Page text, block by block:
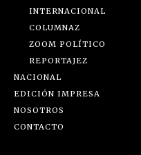
INTERNACIONAL
COLUMNAZ
ZOOM POLÍTICO
REPORTAJEZ
NACIONAL
EDICIÓN IMPRESA
NOSOTROS
CONTACTO